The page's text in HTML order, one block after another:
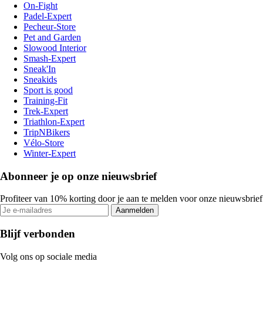
On-Fight
Padel-Expert
Pecheur-Store
Pet and Garden
Slowood Interior
Smash-Expert
Sneak'In
Sneakids
Sport is good
Training-Fit
Trek-Expert
Triathlon-Expert
TripNBikers
Vélo-Store
Winter-Expert
Abonneer je op onze nieuwsbrief
Profiteer van 10% korting door je aan te melden voor onze nieuwsbrief
Aanmelden
Blijf verbonden
Volg ons op sociale media